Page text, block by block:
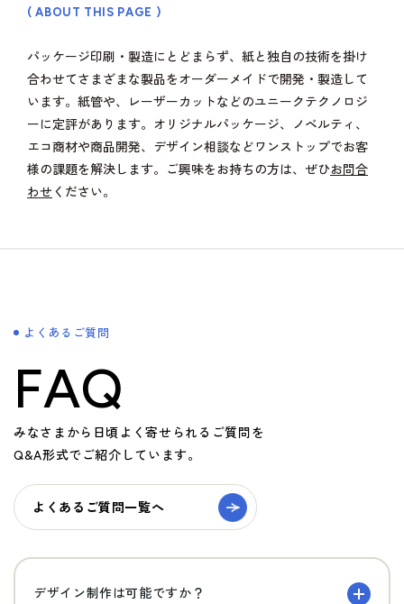
( ABOUT THIS PAGE )
パッケージ印刷・製造にとどまらず、紙と独自の技術を掛け
合わせてさまざまな製品をオーダーメイドで開発・製造して
います。紙管や、レーザーカットなどのユニークテクノロジ
ーに定評があります。オリジナルパッケージ、ノベルティ、
エコ商材や商品開発、デザイン相談などワンストップでお客
様の課題を解決します。ご興味をお持ちの方は、ぜひお問合
わせ ください。
よくあるご質問
FAQ
みなさまから日頃よく寄せられるご質問を
Q&A形式でご紹介しています。
よくあるご質問一覧へ
デザイン制作は可能ですか？